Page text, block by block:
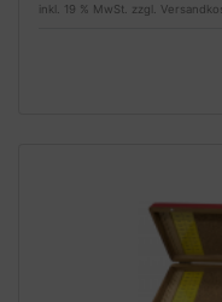
inkl. 19 % MwSt. zzgl.